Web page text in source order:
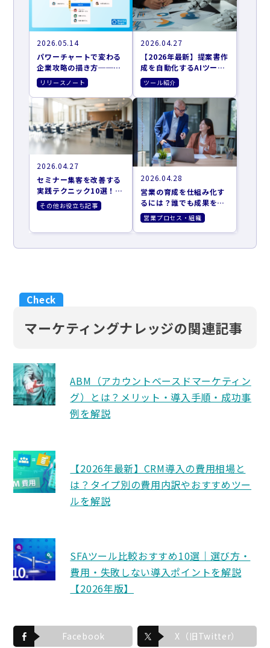
2026.05.14
パワーチャートで変わる
企業攻略の描き方──お
客さまの意思決定に、営
業が伴走するために
リリースノート
2026.04.27
【2026年最新】提案書作
成を自動化するAIツール
おすすめ9選｜営業準備
を効率化する選び方
ツール紹介
2026.04.27
セミナー集客を改善する
実践テクニック10選！効
果的な集客方法とツール
を紹介
その他お役立ち記事
2026.04.28
営業の育成を仕組み化す
るには？誰でも成果を出
せるAIターゲティング活
用法
営業プロセス・組織
マーケティングナレッジの関連記事
ABM（アカウントベースドマーケティン
グ）とは？メリット・導入手順・成功事
例を解説
【2026年最新】CRM導入の費用相場と
は？タイプ別の費用内訳やおすすめツー
ルを解説
SFAツール比較おすすめ10選｜選び方・
費用・失敗しない導入ポイントを解説
【2026年版】
Facebook X（旧Twitter）